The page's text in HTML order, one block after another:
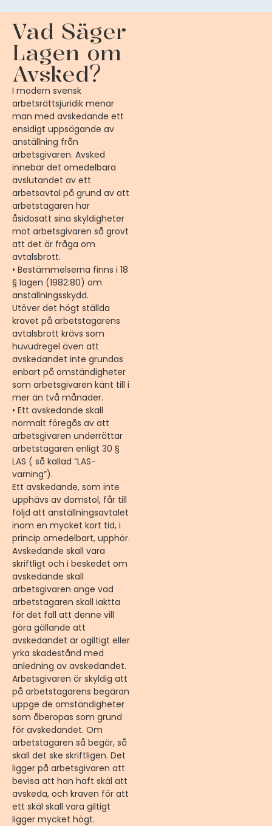
Vad Säger
Lagen om
Avsked?
I modern svensk
arbetsrättsjuridik menar
man med avskedande ett
ensidigt uppsägande av
anställning från
arbetsgivaren. Avsked
innebär det omedelbara
avslutandet av ett
arbetsavtal på grund av att
arbetstagaren har
åsidosatt sina skyldigheter
mot arbetsgivaren så grovt
att det är fråga om
avtalsbrott.
• Bestämmelserna finns i 18
§ lagen (1982:80) om
anställningsskydd.
Utöver det högt ställda
kravet på arbetstagarens
avtalsbrott krävs som
huvudregel även att
avskedandet inte grundas
enbart på omständigheter
som arbetsgivaren känt till i
mer än två månader.
• Ett avskedande skall
normalt föregås av att
arbetsgivaren underrättar
arbetstagaren enligt 30 §
LAS ( så kallad “LAS-
varning”).
Ett avskedande, som inte
upphävs av domstol, får till
följd att anställningsavtalet
inom en mycket kort tid, i
princip omedelbart, upphör.
Avskedande skall vara
skriftligt och i beskedet om
avskedande skall
arbetsgivaren ange vad
arbetstagaren skall iaktta
för det fall att denne vill
göra gällande att
avskedandet är ogiltigt eller
yrka skadestånd med
anledning av avskedandet.
Arbetsgivaren är skyldig att
på arbetstagarens begäran
uppge de omständigheter
som åberopas som grund
för avskedandet. Om
arbetstagaren så begär, så
skall det ske skriftligen. Det
ligger på arbetsgivaren att
bevisa att han haft skäl att
avskeda, och kraven för att
ett skäl skall vara giltigt
ligger mycket högt.